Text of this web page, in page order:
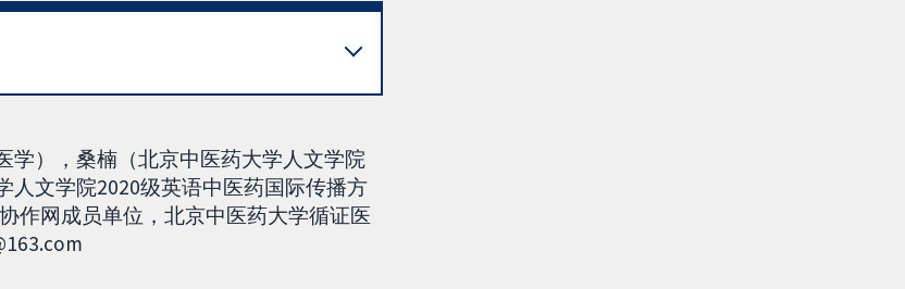
学），桑楠（北京中医药大学人文学院
人文学院2020级英语中医药国际传播方
作网成员单位，北京中医药大学循证医